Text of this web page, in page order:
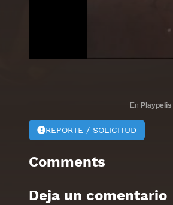
En Playpelis
REPORTE / SOLICITUD
Comments
Deja un comentario